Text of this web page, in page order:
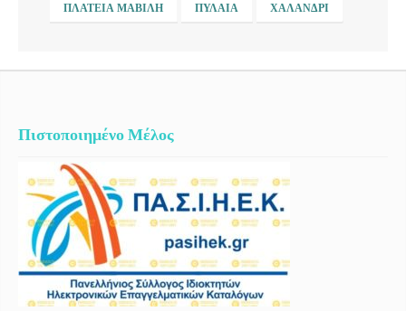
ΠΛΑΤΕΊΑ ΜΑΒΊΛΗ ΠΥΛΑΊΑ ΧΑΛΆΝΔΡΙ
Πιστοποιημένο Μέλος